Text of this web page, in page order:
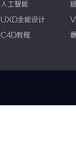
人工智能
UXD全能设计
C4D教程